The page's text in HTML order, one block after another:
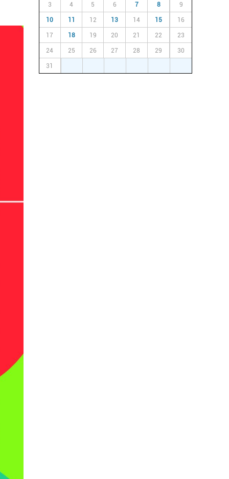
3 4 5 6 7 8 9
10 11 12 13 14 15 16
17 18 19 20 21 22 23
24 25 26 27 28 29 30
31